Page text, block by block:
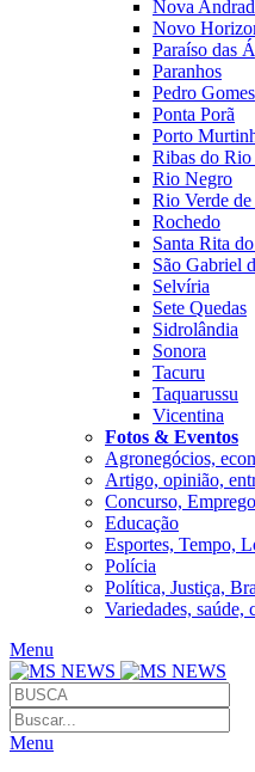
Nova
Novo
Paraíso das
Paranhos
Pedro Gomes
Ponta Porã
Porto
Ribas do Rio
Rio Negro
Rio Verde
Rochedo
Santa Rita
São Gabriel
Selvíria
Sete Quedas
Sidrolândia
Sonora
Tacuru
Taquarussu
Vicentina
Fotos & Eventos
Agronegócios,
Artigo, opinião,
Concurso,
Educação
Esportes, Tempo,
Polícia
Política, Justiça,
Variedades, saúde,
Menu
Menu